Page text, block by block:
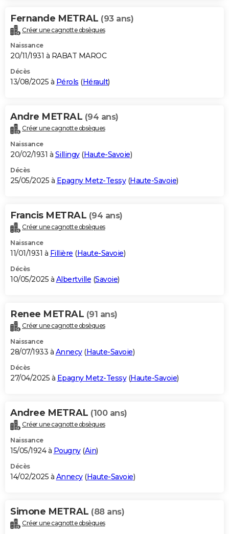
Fernande METRAL (93 ans)
Créer une cagnotte obsèques
Naissance
20/11/1931 à RABAT MAROC
Décès
13/08/2025 à Pérols (Hérault)
Andre METRAL (94 ans)
Créer une cagnotte obsèques
Naissance
20/02/1931 à Sillingy(Haute-Savoie)
Décès
25/05/2025 à Epagny Metz-Tessy(Haute-Savoie)
Francis METRAL (94 ans)
Créer une cagnotte obsèques
Naissance
11/01/1931 à Fillière (Haute-Savoie)
Décès
10/05/2025 à Albertville (Savoie)
Renee METRAL (91 ans)
Créer une cagnotte obsèques
Naissance
28/07/1933 à Annecy(Haute-Savoie)
Décès
27/04/2025 à Epagny Metz-Tessy(Haute-Savoie)
Andree METRAL (100 ans)
Créer une cagnotte obsèques
Naissance
15/05/1924 à Pougny(Ain)
Décès
14/02/2025 à Annecy(Haute-Savoie)
Simone METRAL (88 ans)
Créer une cagnotte obsèques